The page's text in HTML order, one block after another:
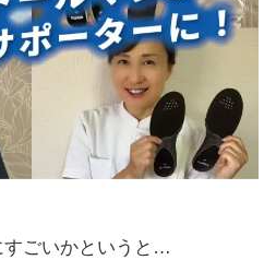
すごいかというと…